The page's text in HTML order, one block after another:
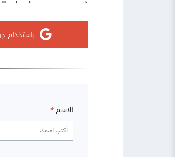
باستخدام
الاسم *